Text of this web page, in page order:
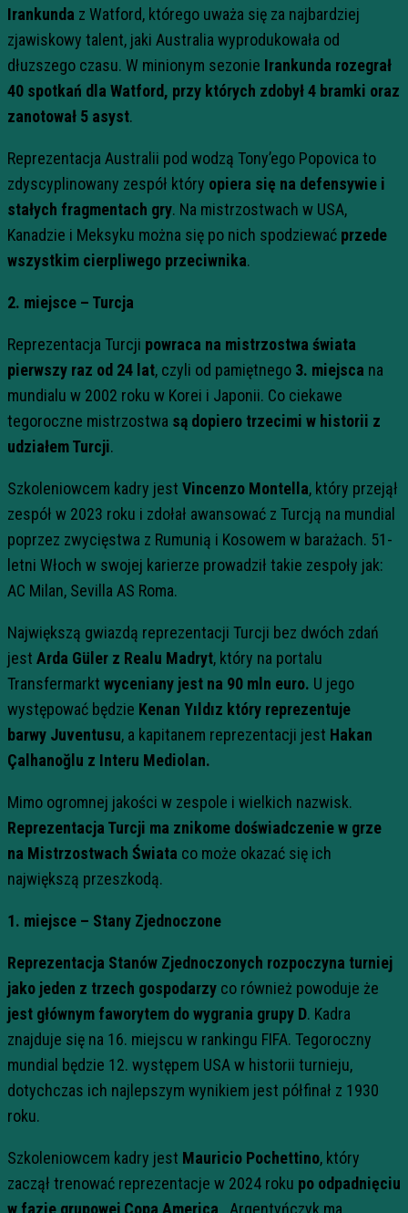
Irankunda z Watford, którego uważa się za najbardziej
zjawiskowy talent, jaki Australia wyprodukowała od
dłuzszego czasu. W minionym sezonie Irankunda rozegrał
40 spotkań dla Watford, przy których zdobył 4 bramki oraz
zanotował 5 asyst.
Reprezentacja Australii pod wodzą Tony’ego Popovica to
zdyscyplinowany zespół który opiera się na defensywie i
stałych fragmentach gry. Na mistrzostwach w USA,
Kanadzie i Meksyku można się po nich spodziewać przede
wszystkim cierpliwego przeciwnika.
2. miejsce – Turcja
Reprezentacja Turcji powraca na mistrzostwa świata
pierwszy raz od 24 lat, czyli od pamiętnego 3. miejsca na
mundialu w 2002 roku w Korei i Japonii. Co ciekawe
tegoroczne mistrzostwa są dopiero trzecimi w historii z
udziałem Turcji.
Szkoleniowcem kadry jest Vincenzo Montella, który przejął
zespół w 2023 roku i zdołał awansować z Turcją na mundial
poprzez zwycięstwa z Rumunią i Kosowem w barażach. 51-
letni Włoch w swojej karierze prowadził takie zespoły jak:
AC Milan, Sevilla AS Roma.
Największą gwiazdą reprezentacji Turcji bez dwóch zdań
jest Arda Güler z Realu Madryt, który na portalu
Transfermarkt wyceniany jest na 90 mln euro. U jego
występować będzie Kenan Yıldız który reprezentuje
barwy Juventusu, a kapitanem reprezentacji jest Hakan
Çalhanoğlu z Interu Mediolan.
Mimo ogromnej jakości w zespole i wielkich nazwisk.
Reprezentacja Turcji ma znikome doświadczenie w grze
na Mistrzostwach Świata co może okazać się ich
największą przeszkodą.
1. miejsce – Stany Zjednoczone
Reprezentacja Stanów Zjednoczonych rozpoczyna turniej
jako jeden z trzech gospodarzy co również powoduje że
jest głównym faworytem do wygrania grupy D. Kadra
znajduje się na 16. miejscu w rankingu FIFA. Tegoroczny
mundial będzie 12. występem USA w historii turnieju,
dotychczas ich najlepszym wynikiem jest półfinał z 1930
roku.
Szkoleniowcem kadry jest Mauricio Pochettino, który
zaczął trenować reprezentacje w 2024 roku po odpadnięciu
w fazie grupowej Copa America
. Argentyńczyk ma